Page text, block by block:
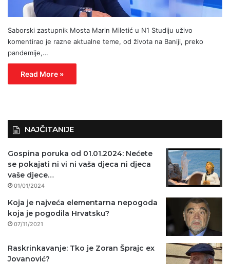
Saborski zastupnik Mosta Marin Miletić u N1 Studiju uživo
komentirao je razne aktualne teme, od života na Baniji, preko
pandemije,…
Read More »
NAJČITANIJE
Gospina poruka od 01.01.2024: Nećete
se pokajati ni vi ni vaša djeca ni djeca
vaše djece…
01/01/2024
Koja je najveća elementarna nepogoda
koja je pogodila Hrvatsku?
07/11/2021
Raskrinkavanje: Tko je Zoran Šprajc ex
Jovanović?